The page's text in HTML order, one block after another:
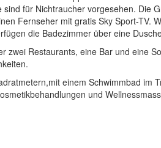
für Nichtraucher vorgesehen. Die
Fernseher mit gratis Sky Sport-TV.
die Badezimmer über eine
zwei Restaurants, eine Bar und eine
einem Schwimmbad im
und